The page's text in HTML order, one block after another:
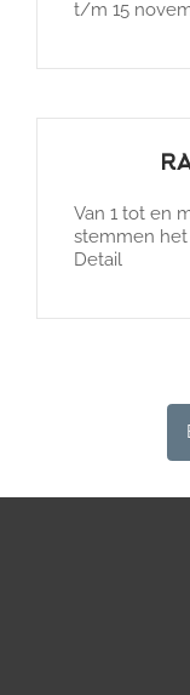
t/m 15
Van 1 tot en
stemmen
Detail